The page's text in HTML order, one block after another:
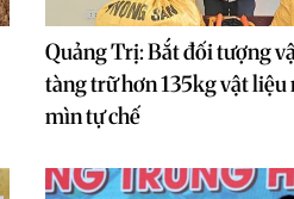
Quảng Trị: Bắt đối tượng
tàng trữ hơn 135kg vật liệu
mìn tự chế